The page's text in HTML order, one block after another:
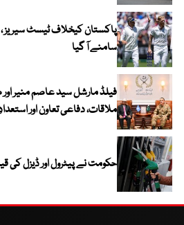
سامنے آ گیا
فیلڈ مارشل سید عاصم منیر
ملاقات، دفاعی تعاون اور
حکومت نے پیٹرول اور ڈیزل کی